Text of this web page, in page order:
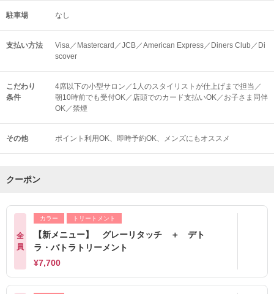
駐車場 なし
支払い方法
Visa／Mastercard／JCB／American Express／Diners Club／Di
scover
こだわり
条件
4席以下の小型サロン／1人のスタイリストが仕上げまで担当／
朝10時前でも受付OK／店頭でのカード支払いOK／お子さま同伴
OK／禁煙
その他 ポイント利用OK 即時予約OK メンズにもオススメ
クーポン
全
員
カラー トリートメント
【新メニュー】 グレーリタッチ ＋ デト
ラ・バトラトリーメント
¥7,700